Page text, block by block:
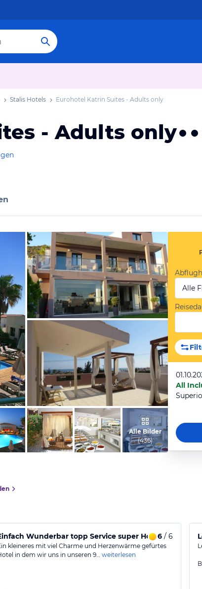
Stalis Hotels Eurohotel Katrin Suites - Adults only
- Adults only
von Anja und Markus, September 2017
von Michael, Juni 2015
Alle Bilder
(436)
Alle
All
Wunderbar topp Service super Hotel !
6/ 6
kleineres mit viel Charme und Herzenwärme gefürtes
in dem wir uns in unseren 9… weiterlesen